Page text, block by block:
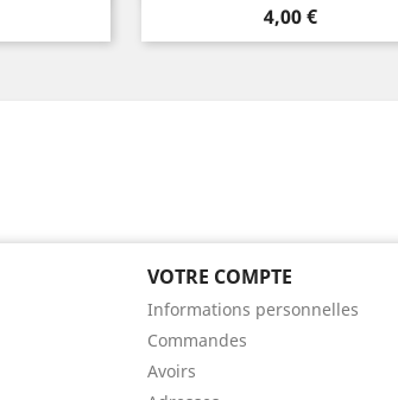
Prix
4,00 €
VOTRE COMPTE
Informations personnelles
Commandes
Avoirs